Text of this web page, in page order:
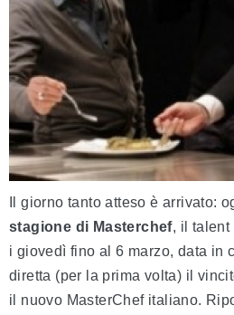
Il giorno tanto atteso è arrivato:
stagione di Masterchef, il talent
i giovedì fino al 6 marzo, data in
diretta (per la prima volta) il
il nuovo MasterChef italiano.